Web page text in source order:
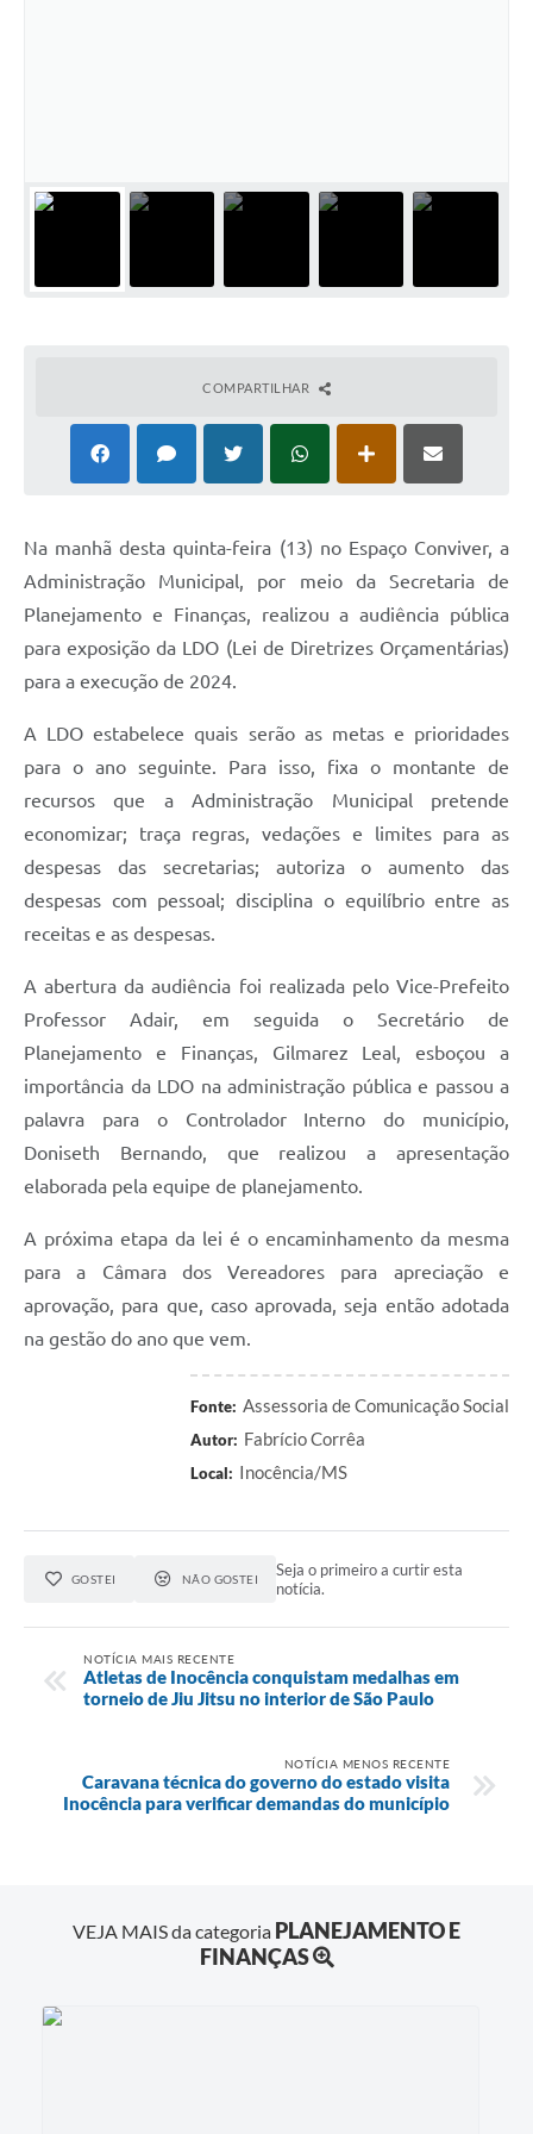
Perguntas e respostas frequentes
COMPARTILHAR
Na manhã desta quinta-feira (13) no Espaço Conviver, a
Administração Municipal, por meio da Secretaria de
Planejamento e Finanças, realizou a audiência pública
para exposição da LDO (Lei de Diretrizes Orçamentárias)
para a execução de 2024.
A LDO estabelece quais serão as metas e prioridades
para o ano seguinte. Para isso, fixa o montante de
recursos que a Administração Municipal pretende
economizar; traça regras, vedações e limites para as
despesas das secretarias; autoriza o aumento das
despesas com pessoal; disciplina o equilíbrio entre as
receitas e as despesas.
A abertura da audiência foi realizada pelo Vice-Prefeito
Professor Adair, em seguida o Secretário de
Planejamento e Finanças, Gilmarez Leal, esboçou a
importância da LDO na administração pública e passou a
palavra para o Controlador Interno do município,
Doniseth Bernando, que realizou a apresentação
elaborada pela equipe de planejamento.
A próxima etapa da lei é o encaminhamento da mesma
para a Câmara dos Vereadores para apreciação e
aprovação, para que, caso aprovada, seja então adotada
na gestão do ano que vem.
Fonte: Assessoria de Comunicação Social
Autor: Fabrício Corrêa
Local: Inocência/MS
GOSTEI NÃO GOSTEI
Seja o primeiro a curtir esta
notícia.
NOTÍCIA MAIS RECENTE
Atletas de Inocência conquistam medalhas em
torneio de Jiu Jitsu no interior de São Paulo
NOTÍCIA MENOS RECENTE
Caravana técnica do governo do estado visita
Inocência para verificar demandas do município
VEJA MAIS da categoria PLANEJAMENTO E
FINANÇAS